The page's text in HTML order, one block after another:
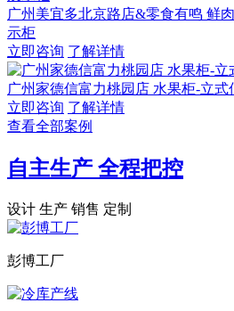
广州美宜多北京路店&零食有鸣 鲜
示柜
立即咨询 了解详情
广州家德信富力桃园店 水果柜-立
立即咨询 了解详情
查看全部案例
自主生产 全程把控
设计 生产 销售 定制
彭博工厂